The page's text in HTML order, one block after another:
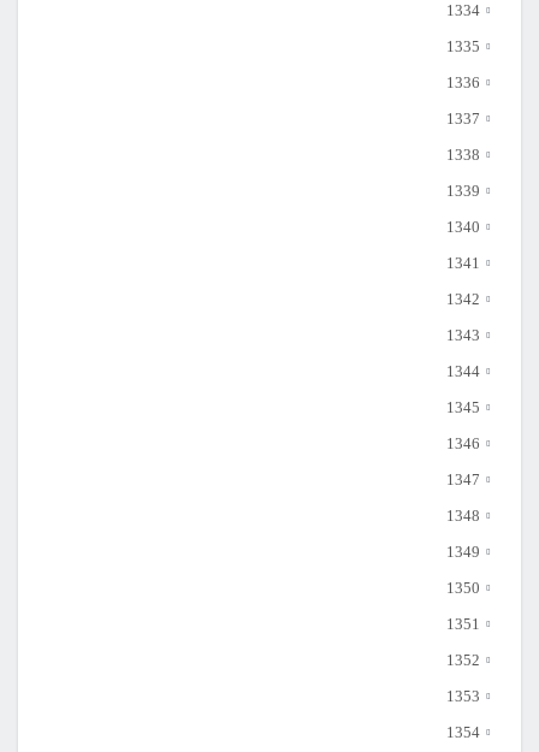
1334
1335
1336
1337
1338
1339
1340
1341
1342
1343
1344
1345
1346
1347
1348
1349
1350
1351
1352
1353
1354